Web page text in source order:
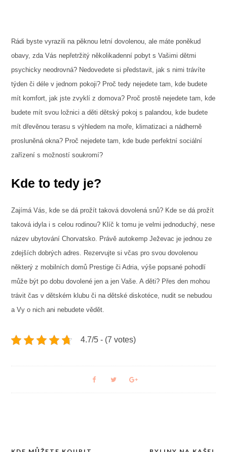
Rádi byste vyrazili na pěknou letní dovolenou, ale máte poněkud
obavy, zda Vás nepřetržitý několikadenní pobyt s Vašimi dětmi
psychicky neodrovná? Nedovedete si představit, jak s nimi trávíte
týden či déle v jednom pokoji? Proč tedy nejedete tam, kde budete
mít komfort, jak jste zvyklí z domova? Proč prostě nejedete tam, kde
budete mít svou ložnici a děti dětský pokoj s palandou, kde budete
mít dřevěnou terasu s výhledem na moře, klimatizaci a nádherně
prosluněná okna? Proč nejedete tam, kde bude perfektní sociální
zařízení s možností soukromí?
Kde to tedy je?
Zajímá Vás, kde se dá prožít taková dovolená snů? Kde se dá prožít
taková idyla i s celou rodinou? Klíč k tomu je velmi jednoduchý, nese
název ubytování Chorvatsko. Právě autokemp Ježevac je jednou ze
zdejších dobrých adres. Rezervujte si včas pro svou dovolenou
některý z mobilních domů Prestige či Adria, výše popsané pohodlí
může být po dobu dovolené jen a jen Vaše. A děti? Přes den mohou
trávit čas v dětském klubu či na dětské diskotéce, nudit se nebudou
a Vy o nich ani nebudete vědět.
4.7/5 - (7 votes)